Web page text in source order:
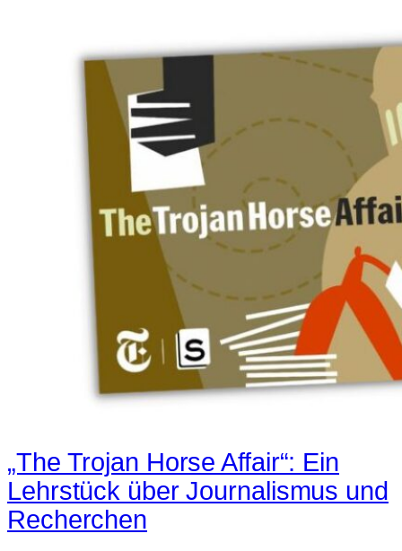
„The Trojan Horse Affair“: Ein
Lehrstück über Journalismus und
Recherchen